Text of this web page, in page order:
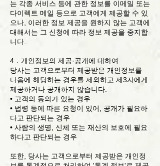
는 각종 서비스 등에 관한 정보를 이메일 또는
다이렉트 메일 등으로 고객에게 제공할 수 있
으나, 이러한 정보 제공을 원하지 않는 고객에
대해서는 그 신청에 따라 정보 제공을 중지합
니다.
4．개인정보의 제공·공개에 대하여
당사는 고객으로부터 제공받은 개인정보를
다음에 해당하는 경우를 제외하고 제3자에게
제공하거나 공개하지 않습니다.
• 고객의 동의가 있는 경우
• 법령 등에 따른 요청이 있어, 공개가 필요하
다고 판단되는 경우
• 사람의 생명, 신체 또는 재산의 보호에 필요
하다고 판단되는 경우
또한, 당사는 고객으로부터 제공받은 개인정